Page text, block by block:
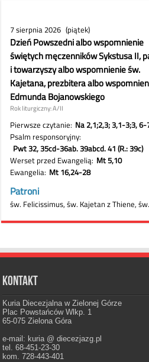
Kontakt
Kuria Diecezjalna w Zielonej Górze
Plac Powstańców Wlkp. 1
65-075 Zielona Góra
e-mail: kuria @ diecezjazg.pl
tel. 68-451-23-30
kom. 728-443-401